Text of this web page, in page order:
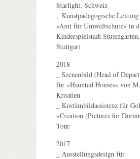
Starlight, Schweiz
_ Kunstpädagogische
»Amt für Umweltschutz« in
Kinderspielstadt Stutengarten,
Stuttgart
2018
_ Szenenbild (Head of
für »Haunted Houses« von
Kroatien
_ Kostümbildassistenz für
»Creation (Pictures for
Tour
2017
_ Ausstellungsdesign für